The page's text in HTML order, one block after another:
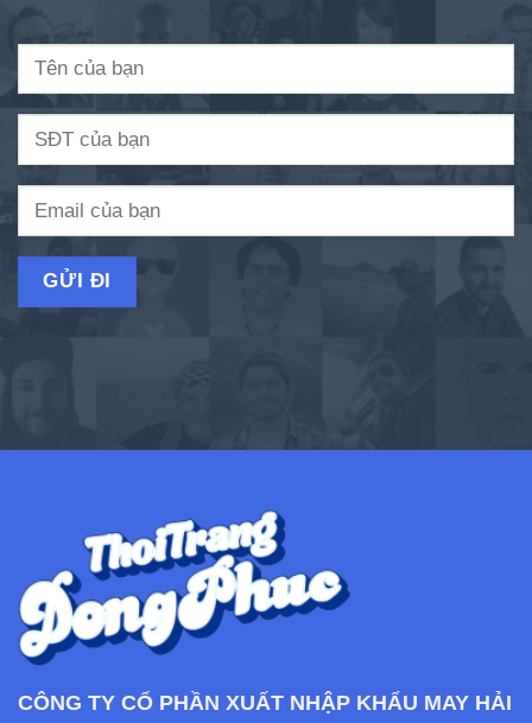
CÔNG TY CỔ PHẦN XUẤT NHẬP KHẨU MAY HẢI